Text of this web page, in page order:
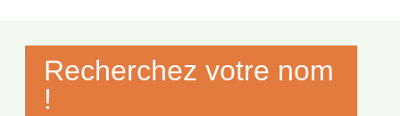
Recherchez votre nom
!